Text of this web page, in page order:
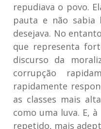
repudiava o povo.
pauta e não
desejava. No
que representa
discurso da
corrupção
rapidamente
as classes mais
como uma luva. E,
repetido, mais